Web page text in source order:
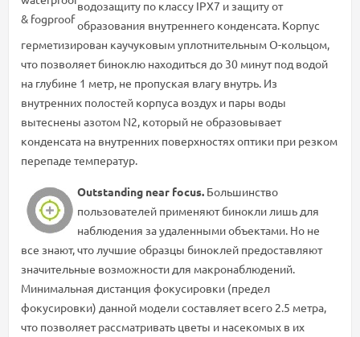
водозащиту по классу IPX7 и защиту от
образования внутреннего конденсата. Корпус
герметизирован каучуковым уплотнительным O-кольцом,
что позволяет биноклю находиться до 30 минут под водой
на глубине 1 метр, не пропуская влагу внутрь. Из
внутренних полостей корпуса воздух и пары воды
вытеснены азотом N2, который не образовывает
конденсата на внутренних поверхностях оптики при резком
перепаде температур.
Outstanding near focus. Большинство
пользователей применяют бинокли лишь для
наблюдения за удаленными объектами. Но не
все знают, что лучшие образцы биноклей предоставляют
значительные возможности для макронаблюдений.
Минимальная дистанция фокусировки (предел
фокусировки) данной модели составляет всего 2.5 метра,
что позволяет рассматривать цветы и насекомых в их